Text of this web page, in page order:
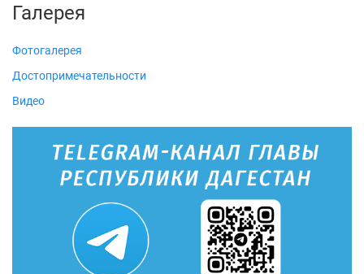
Галерея
Фотогалерея
Достопримечательности
Видео